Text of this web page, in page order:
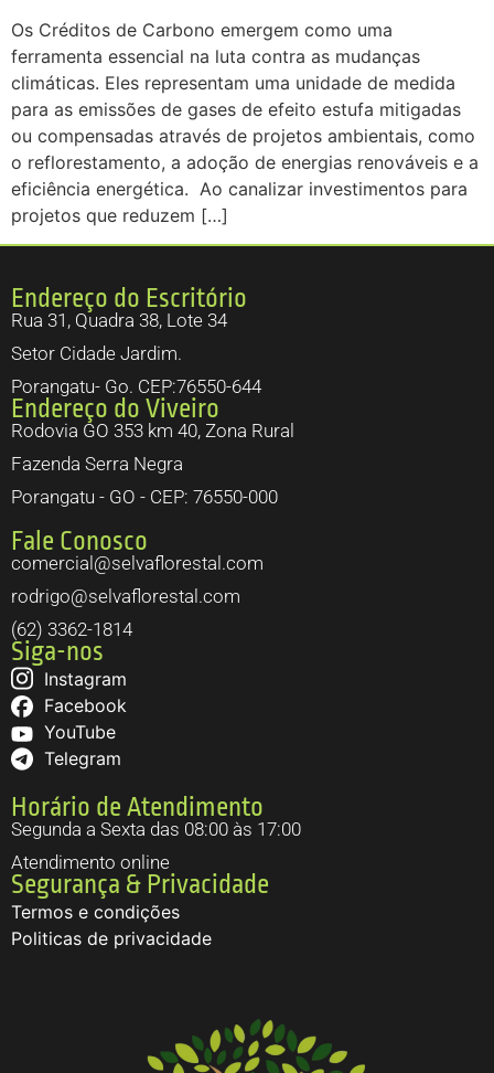
Os Créditos de Carbono emergem como uma
ferramenta essencial na luta contra as mudanças
climáticas. Eles representam uma unidade de medida
para as emissões de gases de efeito estufa mitigadas
ou compensadas através de projetos ambientais, como
o reflorestamento, a adoção de energias renováveis e a
eficiência energética. Ao canalizar investimentos para
projetos que reduzem […]
Endereço do Escritório
Rua 31, Quadra 38, Lote 34
Setor Cidade Jardim.
Porangatu- Go. CEP:76550-644
Endereço do Viveiro
Rodovia GO 353 km 40, Zona Rural
Fazenda Serra Negra
Porangatu - GO - CEP: 76550-000
Fale Conosco
comercial@selvaflorestal.com
rodrigo@selvaflorestal.com
(62) 3362-1814
Siga-nos
Instagram
Facebook
YouTube
Telegram
Horário de Atendimento
Segunda a Sexta das 08:00 às 17:00
Atendimento online
Segurança & Privacidade
Termos e condições
Politicas de privacidade